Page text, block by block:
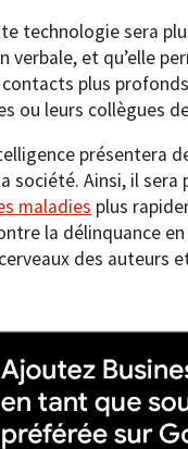
technologie sera
verbale, et qu’elle
contacts plus
ou leurs collègues
présentera
société. Ainsi, il sera
maladies plus
la délinquance
des auteurs